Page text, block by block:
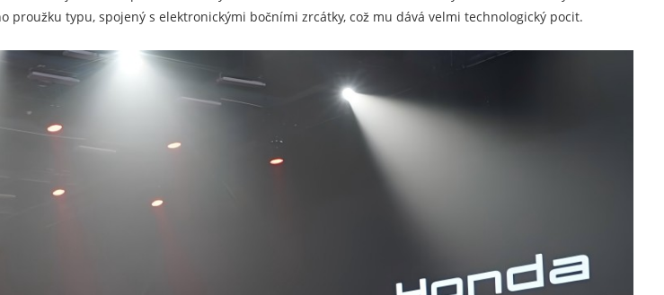
typu, spojený s elektronickými bočními zrcátky, což mu dává velmi technologický pocit.